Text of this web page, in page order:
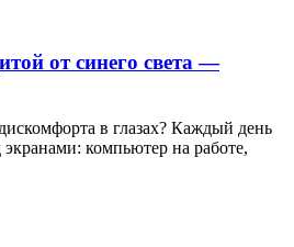
от синего света —
в глазах? Каждый день
компьютер на работе,